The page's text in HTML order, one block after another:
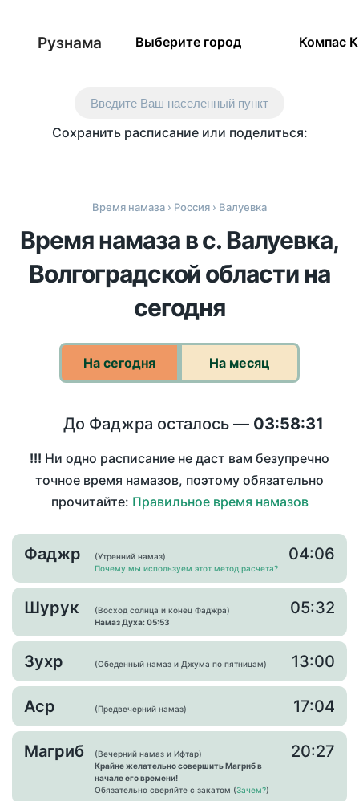
Рузнама Выберите город Компас
Введите Ваш населенный пункт
Сохранить расписание или поделиться:
Время намаза › Россия › Валуевка
Время намаза в с. Валуевка,
Волгоградской области на
сегодня
На сегодня На месяц
До Фаджра осталось — 03:58:31
!!! Ни одно расписание не даст вам безупречно
точное время намазов, поэтому обязательно
прочитайте: Правильное время намазов
Фаджр
(Утренний намаз)
Почему мы используем этот метод расчета?
04:06
Шурук
(Восход солнца и конец Фаджра)
Намаз Духа: 05:53
05:32
Зухр (Обеденный намаз и Джума по пятницам) 13:00
Аср (Предвечерний намаз) 17:04
Магриб
(Вечерний намаз и Ифтар)
Крайне желательно совершить Магриб в
начале его времени!
Обязательно сверяйте с закатом (Зачем?)
20:27